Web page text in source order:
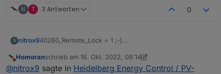
40263 geht komischerweise immer wieder auf "0"
N T 3 Antworten 0
N nitrox940260_Remote_Lock = 1 ;-)
Sonst mal mit 16A (40262) starten, einige Autos wie die
ZOE brauchen min 8A.
Nicht stören
Homoranschrieb am 16. Okt. 2022, 09:14
zuletzt editiert von Homoran
@nitrox9 sagte in Heidelberg Energy Control / PV-